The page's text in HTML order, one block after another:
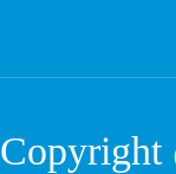
Copyright